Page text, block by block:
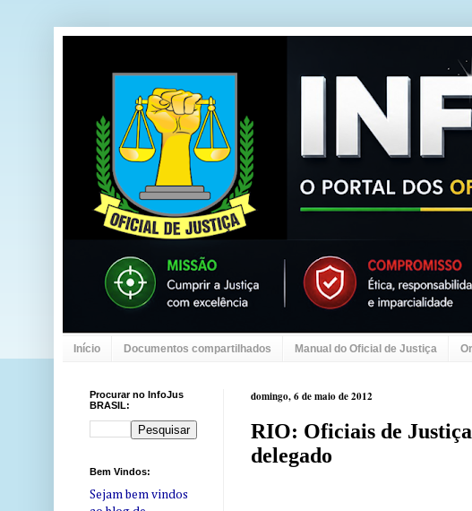
Início Documentos compartilhados Manual do Oficial de Justiça
domingo, 6 de maio de 2012
RIO: Oficiais de
delegado
Procurar no InfoJus
BRASIL:
Bem Vindos:
Sejam bem vindos